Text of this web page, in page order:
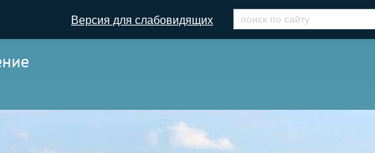
Версия для слабовидящих